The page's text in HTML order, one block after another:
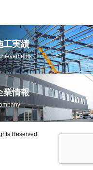
工実績
業情報
Reserved.